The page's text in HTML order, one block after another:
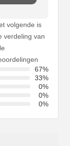
volgende is
verdeling van
67%
33%
0%
0%
0%